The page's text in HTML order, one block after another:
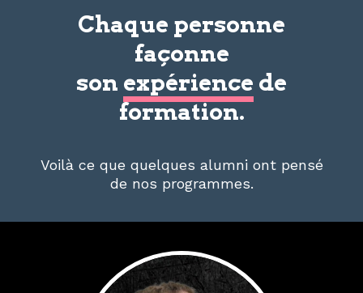
Chaque personne
façonne
son expérience de
formation.
Voilà ce que quelques alumni ont pensé
de nos programmes.